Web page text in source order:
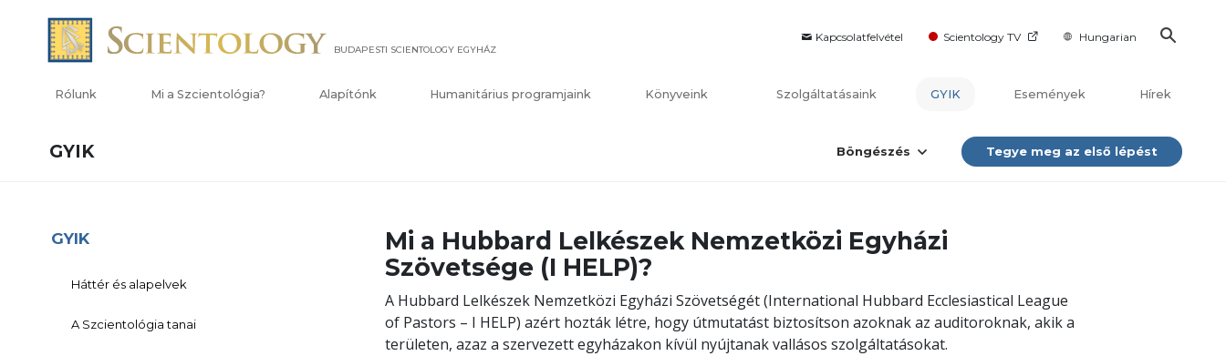
Kapcsolatfelvétel Scientology TV Hungarian
BUDAPESTI SCIENTOLOGY EGYHÁZ
Rólunk Mi a Szcientológia? Alapítónk Humanitárius programjaink Könyveink Szolgáltatásaink GYIK Események Hírek
GYIK Böngészés Tegye meg az első lépést
Mi a Hubbard Lelkészek Nemzetközi Egyházi
Szövetsége (I HELP)?
A Hubbard Lelkészek Nemzetközi Egyházi Szövetségét (International Hubbard Ecclesiastical League
of Pastors – I HELP) azért hozták létre, hogy útmutatást biztosítson azoknak az auditoroknak, akik a
területen, azaz a szervezett egyházakon kívül nyújtanak vallásos szolgáltatásokat.
GYIK
Háttér és alapelvek
A Szcientológia tanai